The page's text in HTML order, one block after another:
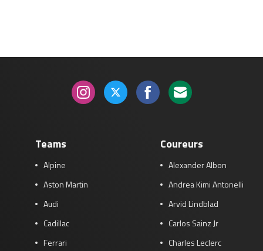
Teams
Alpine
Aston Martin
Audi
Cadillac
Ferrari
Coureurs
Alexander Albon
Andrea Kimi Antonelli
Arvid Lindblad
Carlos Sainz Jr
Charles Leclerc